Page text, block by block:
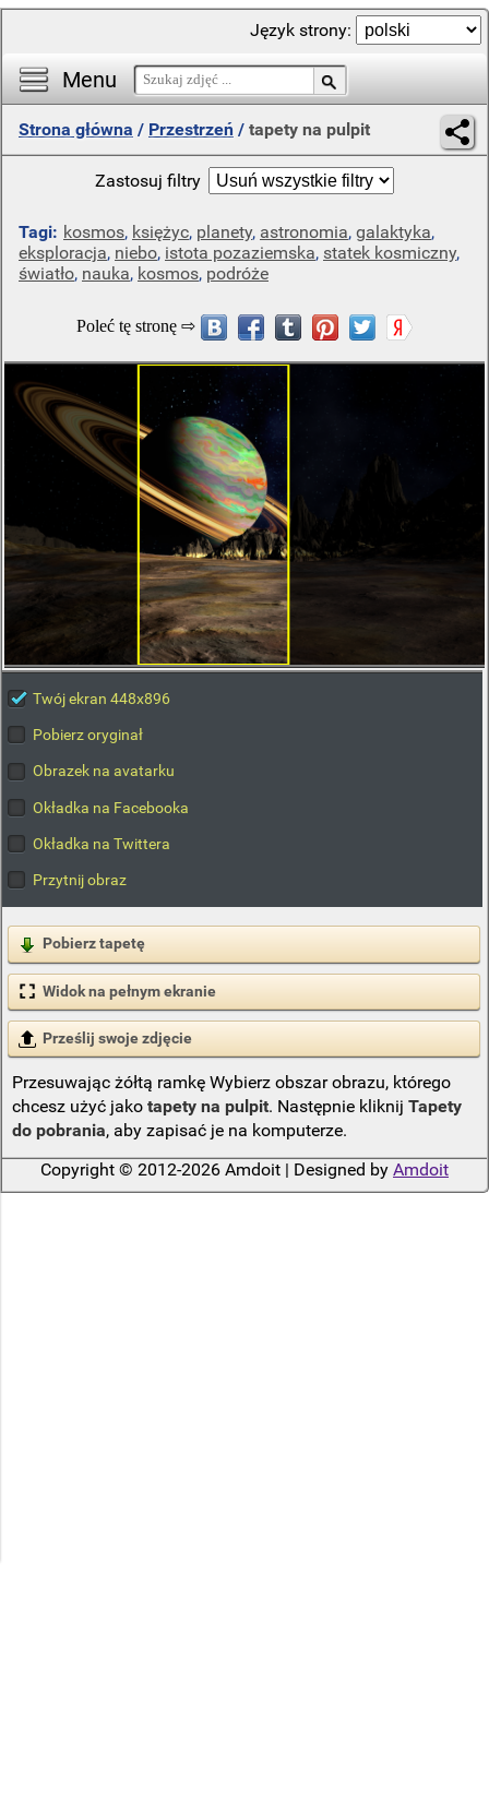
Menu
Język strony:
Strona główna / Przestrzeń / tapety na pulpit
Zastosuj filtry
Tagi: kosmos, księżyc, planety, astronomia, galaktyka,
eksploracja, niebo, istota pozaziemska, statek kosmiczny,
światło, nauka, kosmos, podróże
Twój ekran 448x896
Pobierz oryginał
Obrazek na avatarku
Okładka na Facebooka
Okładka na Twittera
Przytnij obraz
Pobierz tapetę
Widok na pełnym ekranie
Prześlij swoje zdjęcie
Przesuwając żółtą ramkę Wybierz obszar obrazu, którego
chcesz użyć jako tapety na pulpit. Następnie kliknij Tapety
do pobrania, aby zapisać je na komputerze.
Copyright © 2012-2026 Amdoit | Designed by Amdoit